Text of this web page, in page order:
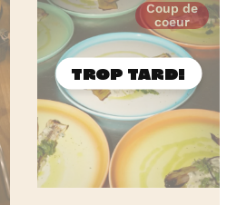
Coup de
coeur